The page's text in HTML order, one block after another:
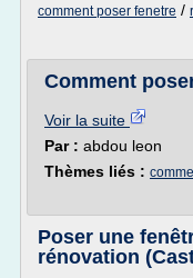
comment poser fenetre /
Comment
Voir la suite
Par : abdou leon
Thèmes liés :
Poser une
rénovation